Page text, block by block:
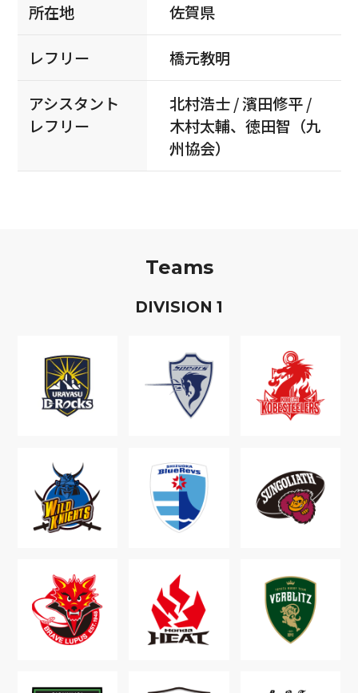
所在地 佐賀県
レフリー 橋元教明
アシスタント
レフリー
北村浩士 / 濱田修平 /
木村太輔、徳田智（九
州協会）
Teams
DIVISION 1